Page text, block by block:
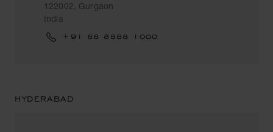
122002, Gurgaon
India
+91 88 8888 1000
HYDERABAD